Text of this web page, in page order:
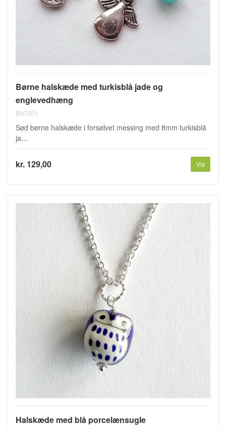
Børne halskæde med turkisblå jade og
englevedhæng
BH7201
Sød børne halskæde i forsølvet messing med 8mm turkisblå
ja...
kr. 129,00 Vis
Halskæde med blå porcelænsugle